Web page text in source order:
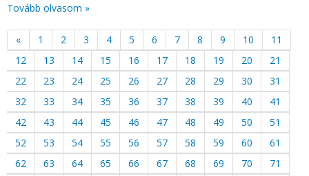
Tovább olvasom »
« 1 2 3 4 5 6 7 8 9 10
11
12
13 14 15 16 17 18 19 20
21
22
23 24 25 26 27 28 29 30
31
32
33 34 35 36 37 38 39 40
41
42
43 44 45 46 47 48 49 50
51
52
53 54 55 56 57 58 59 60
61
62
63 64 65 66 67 68 69 70
71